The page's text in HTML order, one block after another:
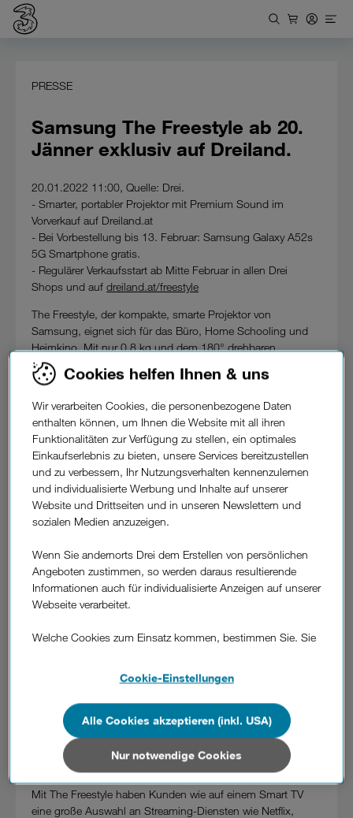
PRESSE
Samsung The Freestyle ab 20.
Jänner exklusiv auf Dreiland.
20.01.2022 11:00, Quelle: Drei.
- Smarter, portabler Projektor mit Premium Sound im
Vorverkauf auf Dreiland.at
- Bei Vorbestellung bis 13. Februar: Samsung Galaxy A52s
5G Smartphone gratis.
- Regulärer Verkaufsstart ab Mitte Februar in allen Drei
Shops und auf dreiland.at/freestyle
The Freestyle, der kompakte, smarte Projektor von
Samsung, eignet sich für das Büro, Home Schooling und
Heimkino. Mit nur 0.8 kg und dem 180° drehbaren
Standfuß projiziert Freestyle Inhalte von der Wand auf den
Boden bis hin zur Zimmerdecke und das in einer Größe von
Betreiber-exklusiv in Österreich ab 20. Jänner 2022 auf
dreiland.at im Vorverkauf an. Kunden, die den smarten
Projektor bis 13. Februar 2022 erwerben, erhalten ein
Samsung Galaxy A52s 5G Smartphone gratis.
Mehr aufwww.dreiland.at/freestyle
Einfaches Setup.
The Freestyle korrigiert mit dem Auto Keystone schiefe Bilder
rechteckigen Bildschirm in perfektem 16:9 Format. Auto
Fokus sorgt in Sekundenschnelle für ein scharfes, klares
Bild. Das Auto Levelling sorgt dafür, dass die Leinwand auf
fast jedem Untergrund eben stehen kann – auf felsigen
dem WLAN verbinden und The Freestyle projiziert zu Hause,
https://www.youtube.com/watch?v=6lnY8oqVh3A
Premium 360° Sound.
So beeindruckend wie das Seherlebnis ist auch der 360°
Surround Sound dank 5W Tieftonlautsprecher. The Freestyle
ist mit der dualen Passiv-Radiator Technologie ausgestattet,
die einen klaren und tiefen Bass ohne Verzerrung ermöglicht.
Mit The Freestyle haben Kunden wie auf einem Smart TV
eine große Auswahl an Streaming-Diensten wie Netflix,
Cookies helfen Ihnen & uns
Wir verarbeiten Cookies, die personenbezogene Daten
enthalten können, um Ihnen die Website mit all ihren
Funktionalitäten zur Verfügung zu stellen, ein optimales
Einkaufserlebnis zu bieten, unsere Services bereitzustellen
und zu verbessern, Ihr Nutzungsverhalten kennenzulernen
und individualisierte Werbung und Inhalte auf unserer
Website und Drittseiten und in unseren Newslettern und
sozialen Medien anzuzeigen.
Wenn Sie andernorts Drei dem Erstellen von persönlichen
Angeboten zustimmen, so werden daraus resultierende
Informationen auch für individualisierte Anzeigen auf unserer
Webseite verarbeitet.
Welche Cookies zum Einsatz kommen, bestimmen Sie. Sie
Details und alle Optionen finden Sie unter „Cookie-
Wenn Sie allen Cookies zustimmen, werden auch Cookies
von Drittanbietern verarbeitet, die Ihre Daten in Ländern
außerhalb der europäischen Union (z.B. in den USA)
verarbeiten. Sie unterliegen keinem EU-konformen
Datenschutzniveau und es stehen keine wirksamen
Rechtsbehelfe zur Verfügung.
Cookie-Einstellungen
Nur notwendige Cookies
Alle Cookies akzeptieren (inkl. USA)